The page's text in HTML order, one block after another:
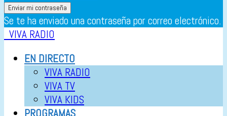
Se te ha enviado una contraseña por correo electrónico.
VIVA RADIO
EN DIRECTO
VIVA RADIO
VIVA TV
VIVA KIDS
PROGRAMAS